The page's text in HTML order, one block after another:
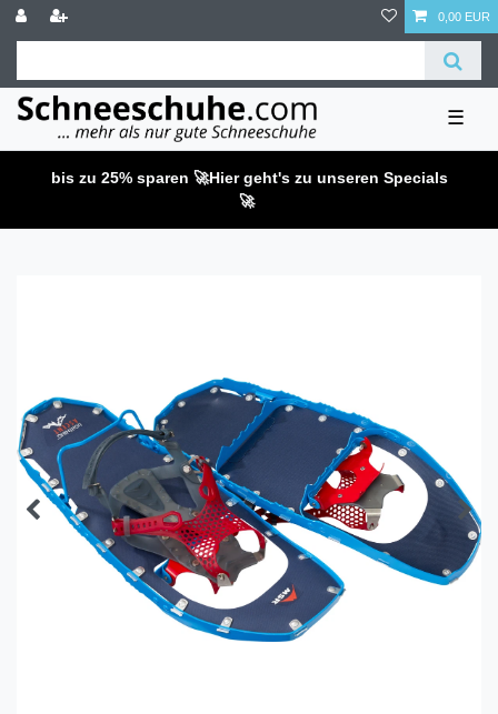
0,00 EUR
☰
bis zu 25% sparen 🚀Hier geht's zu unseren Specials
🚀